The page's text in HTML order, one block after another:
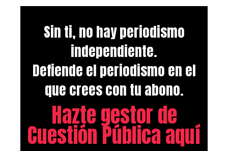
Sin ti, no hay periodismo
independiente.
Defiende el periodismo en el
que crees con tu abono.
Hazte gestor de
Cuestión Pública aquí